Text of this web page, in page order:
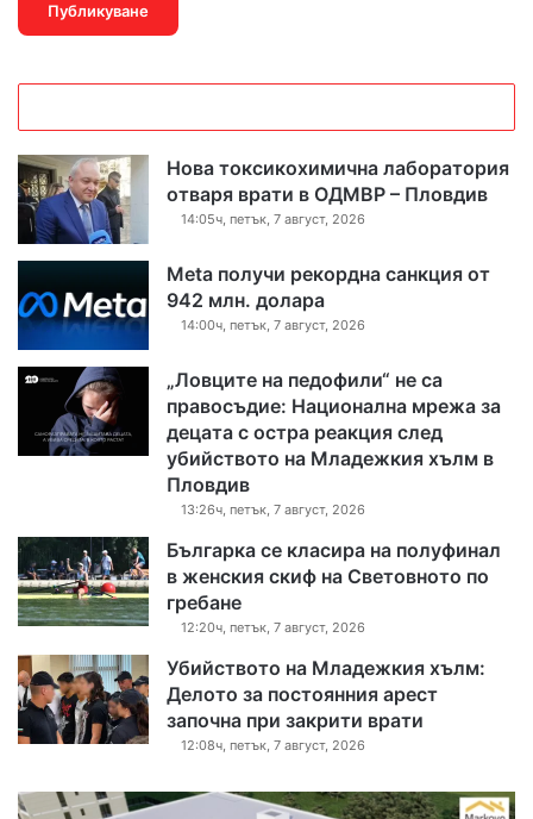
Нова токсикохимична лаборатория
отваря врати в ОДМВР – Пловдив
14:05ч, петък, 7 август, 2026
Meta получи рекордна санкция от
942 млн. долара
14:00ч, петък, 7 август, 2026
„Ловците на педофили“ не са
правосъдие: Национална мрежа за
децата с остра реакция след
убийството на Младежкия хълм в
Пловдив
13:26ч, петък, 7 август, 2026
Българка се класира на полуфинал
в женския скиф на Световното по
гребане
12:20ч, петък, 7 август, 2026
Убийството на Младежкия хълм:
Делото за постоянния арест
започна при закрити врати
12:08ч, петък, 7 август, 2026